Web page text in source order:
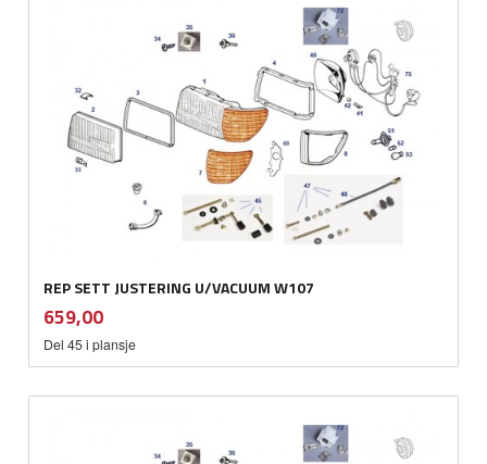
REP SETT JUSTERING U/VACUUM W107
Pris
659,00mva.
Del 45 i plansje